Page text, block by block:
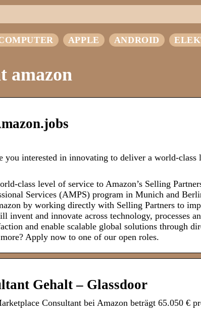
APPLE ANDROID
amazon
interested in innovating to deliver a world-class
class level of service to Amazon’s Selling
Services (AMPS) program in Munich and
by working directly with Selling Partners to
invent and innovate across technology, processes
and enable scalable global solutions through
Apply now to one of our open roles.
Gehalt – Glassdoor
Consultant bei Amazon beträgt 65.050 €